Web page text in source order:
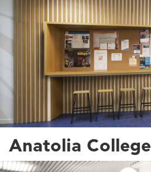
Anatolia College